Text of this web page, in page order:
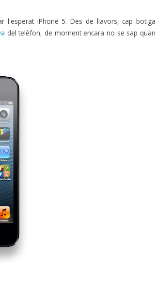
l'esperat iPhone 5. Des de llavors, cap botiga
del telèfon, de moment encara no se sap quan